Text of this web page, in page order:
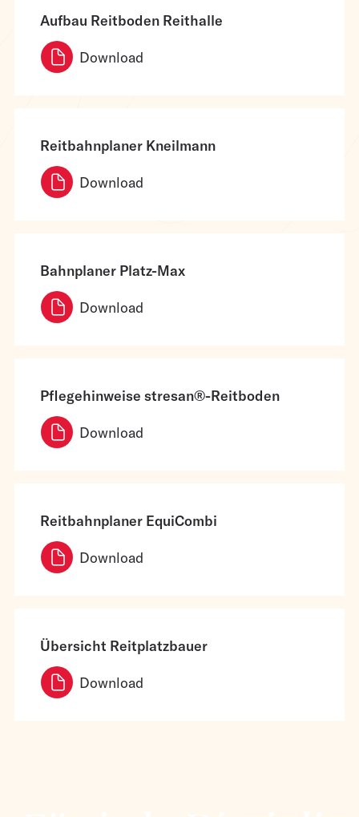
Aufbau Reitboden Reithalle
Download
Reitbahnplaner Kneilmann
Download
Bahnplaner Platz-Max
Download
Pflegehinweise stresan®-Reitboden
Download
Reitbahnplaner EquiCombi
Download
Übersicht Reitplatzbauer
Download